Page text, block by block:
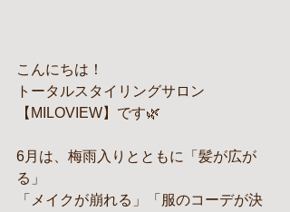
こんにちは！
トータルスタイリングサロン
【MILOVIEW】です🌿
6月は、梅雨入りとともに「髪が広が
る」
「メイクが崩れる」「服のコーデが決